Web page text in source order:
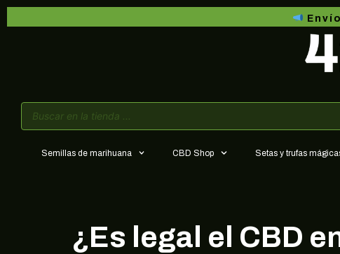
Semillas de marihuana CBD Shop Setas y trufas
¿Es legal el CBD